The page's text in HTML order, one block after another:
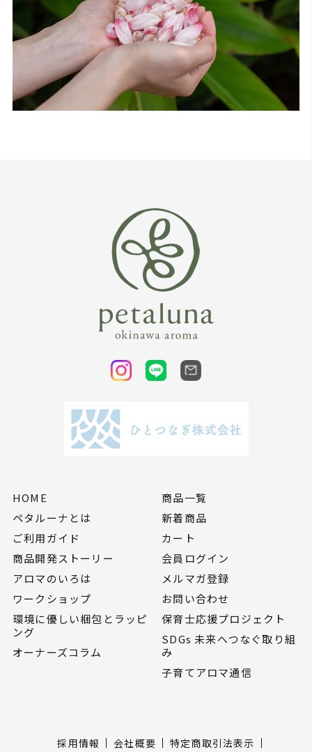
HOME
ペタルーナとは
ご利用ガイド
商品開発ストーリー
アロマのいろは
ワークショップ
環境に優しい梱包とラッピ
ング
オーナーズコラム
商品一覧
新着商品
カート
会員ログイン
メルマガ登録
お問い合わせ
保育士応援プロジェクト
SDGs 未来へつなぐ取り組
み
子育てアロマ通信
採用情報 会社概要 特定商取引法表示